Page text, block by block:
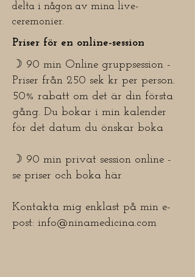
delta i någon av mina live-
ceremonier.
Priser för en online-session
☽ 90 min Online gruppsession -
Priser från 250 sek kr per person.
50% rabatt om det är din första
gång. Du bokar i min kalender
för det datum du önskar boka
☽ 90 min privat session online -
se priser och boka här
Kontakta mig enklast på min e-
post: info@ninamedicina.com